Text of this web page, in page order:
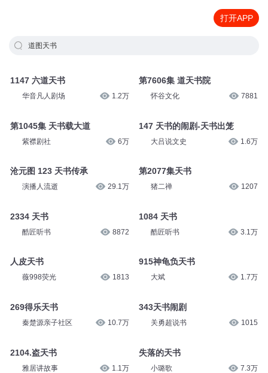
打开APP
道图天书
1147 六道天书
华音凡人剧场 1.2万
第1045集 天书载大道
紫襟剧社 6万
沧元图 123 天书传承
演播人流逝 29.1万
2334 天书
酷匠听书 8872
人皮天书
薇998荧光 1813
269得乐天书
秦楚源亲子社区 10.7万
2104.盗天书
雅居讲故事 1.1万
第7606集 道天书院
怀谷文化 7881
147 天书的闹剧-天书出笼
大吕说文史 1.6万
第2077集天书
猪二禅 1207
1084 天书
酷匠听书 3.1万
915神龟负天书
大斌 1.7万
343天书闹剧
关勇超说书 1015
失落的天书
小璐歌 7.3万